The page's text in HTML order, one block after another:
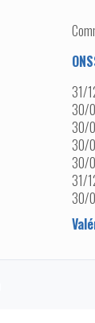
31/
30/
30/
30/
30/
31/
30/